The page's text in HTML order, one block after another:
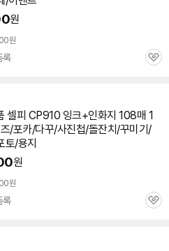
원
원
록
관
셀피 CP910 잉크+인화지 108매 1
/포카/다꾸/사진첩/돌잔치/꾸미기/
토/용지
원
원
록
관